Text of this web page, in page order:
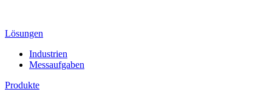
Lösungen
Industrien
Messaufgaben
Produkte